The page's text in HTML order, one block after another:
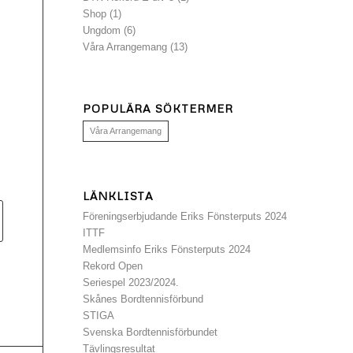
Shop (1)
Ungdom (6)
Våra Arrangemang (13)
POPULÄRA SÖKTERMER
Våra Arrangemang
LÄNKLISTA
Föreningserbjudande Eriks Fönsterputs 2024
ITTF
Medlemsinfo Eriks Fönsterputs 2024
Rekord Open
Seriespel 2023/2024.
Skånes Bordtennisförbund
STIGA
Svenska Bordtennisförbundet
Tävlingsresultat